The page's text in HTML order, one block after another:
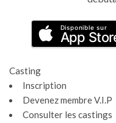
Disponible sur
App
Casting
Inscription
Devenez membre V.I.P
Consulter les castings